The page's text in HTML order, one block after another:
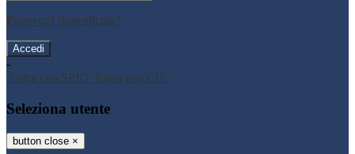
Password dimenticata?
-
Entra con SPID Entra con CIE
Seleziona utente
button close ×